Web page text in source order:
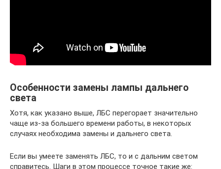
Особенности замены лампы дальнего
света
Хотя, как указано выше, ЛБС перегорает значительно
чаще из-за большего времени работы, в некоторых
случаях необходима замены и дальнего света.
Если вы умеете заменять ЛБС, то и с дальним светом
справитесь. Шаги в этом процессе точное такие же: